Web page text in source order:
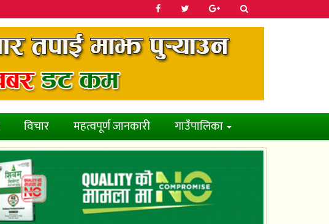
विचार महत्वपूर्ण जानकारी गाउँपालिका